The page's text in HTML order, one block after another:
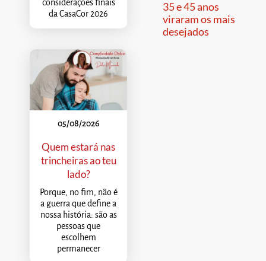
considerações finais
da CasaCor 2026
05/08/2026
Quem estará nas
trincheiras ao teu
lado?
Porque, no fim, não é
a guerra que define a
nossa história: são as
pessoas que
escolhem
permanecer
35 e 45 anos
viraram os mais
desejados